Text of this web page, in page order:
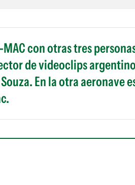
con otras tres
de videoclips
En la otra aeronave